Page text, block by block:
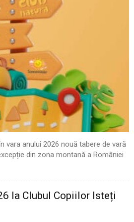
vara anului 2026 nouă tabere de vară
din zona montană a României
la Clubul Copiilor Isteți